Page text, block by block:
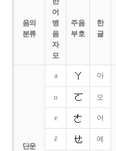
음의
분류
어
병
음
자
모
주음
부호
한
글
단운
a 아
o 오
e 어
ê 에